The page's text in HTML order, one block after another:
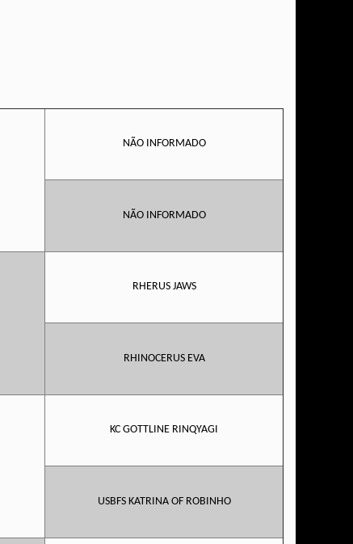
NÃO INFORMADO
NÃO INFORMADO
RHERUS JAWS
RHINOCERUS EVA
KC GOTTLINE RINQYAGI
USBFS KATRINA OF ROBINHO